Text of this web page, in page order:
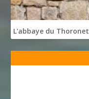
L'abbaye du Thoronet